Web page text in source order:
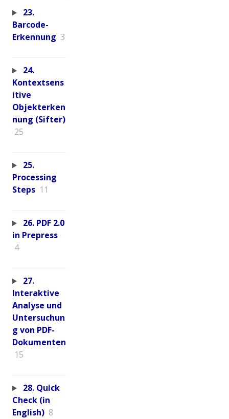
23.
Barcode-
Erkennung 3
24.
Kontextsens
itive
Objekterken
nung (Sifter)
25
25.
Processing
Steps 11
26. PDF 2.0
in Prepress
4
27.
Interaktive
Analyse und
Untersuchun
g von PDF-
Dokumenten
15
28. Quick
Check (in
English) 8